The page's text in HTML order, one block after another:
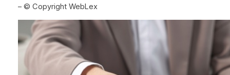
– © Copyright WebLex